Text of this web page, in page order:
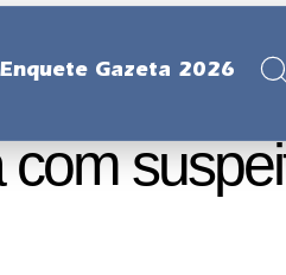
Enquete Gazeta 2026